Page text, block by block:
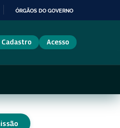
ÓRGÃOS DO GOVERNO
Cadastro Acesso